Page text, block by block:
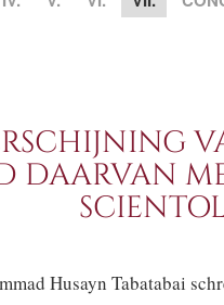
DAARVAN
Husayn Tabatabai